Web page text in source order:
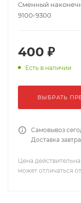
Сменный
9100-9300
400 ₽
Есть в наличии
ВЫБРАТЬ
Самовывоз
Доставка
Цена
может отличаться